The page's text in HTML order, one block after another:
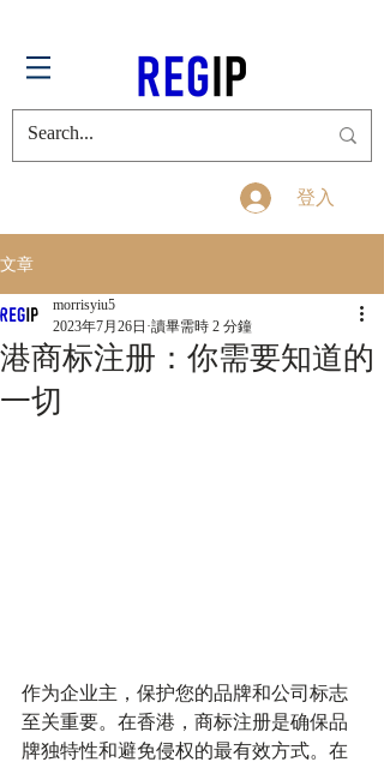
登入
文章
港商标注册：你需要知道的
一切
morrisyiu5
2023年7月26日 讀畢需時 2 分鐘
作为企业主，保护您的品牌和公司标志
至关重要。在香港，商标注册是确保品
牌独特性和避免侵权的最有效方式。在